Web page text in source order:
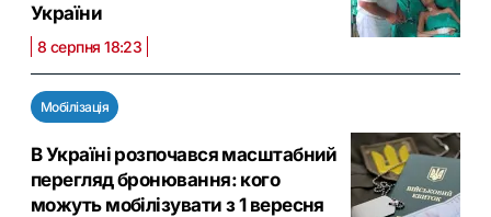
України
8 серпня 18:23
Мобілізація
В Україні розпочався масштабний
перегляд бронювання: кого
можуть мобілізувати з 1 вересня